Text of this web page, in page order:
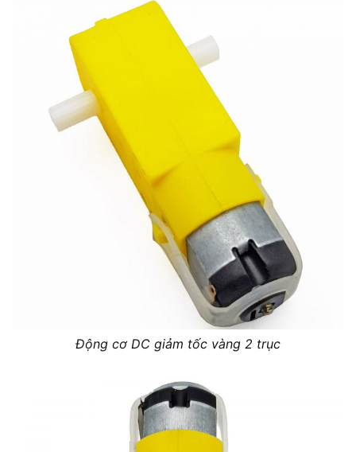
Động cơ DC giảm tốc vàng 2 trục